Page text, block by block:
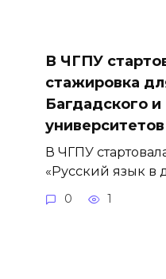
В ЧГПУ
стажировка
Багдадского
университетов
В ЧГПУ
«Русский язык в
0 1